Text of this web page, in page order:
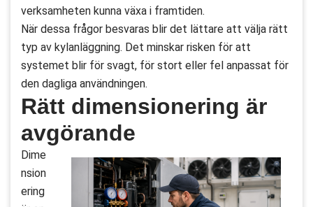
verksamheten kunna växa i framtiden.
När dessa frågor besvaras blir det lättare att välja rätt
typ av kylanläggning. Det minskar risken för att
systemet blir för svagt, för stort eller fel anpassat för
den dagliga användningen.
Rätt dimensionering är
avgörande
Dime
nsion
ering